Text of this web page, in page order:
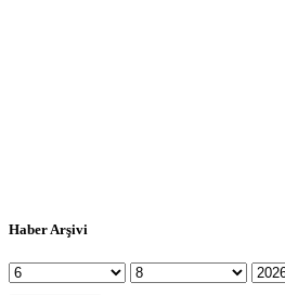
Haber Arşivi